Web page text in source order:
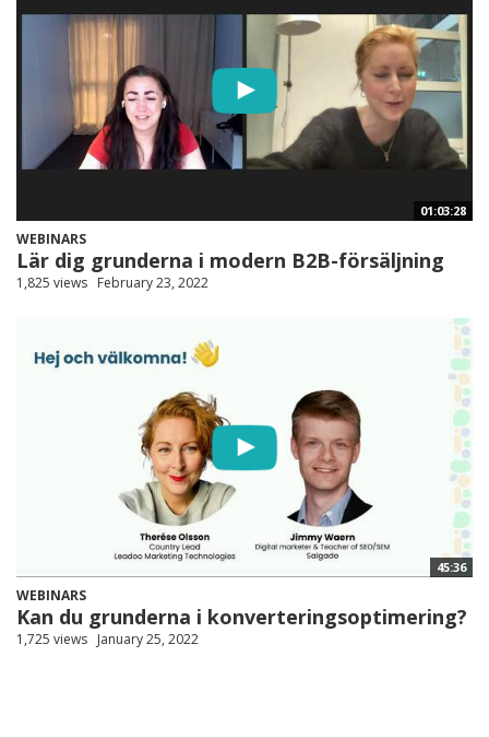
01:03:28
WEBINARS
Lär dig grunderna i modern B2B-försäljning
1,825 views February 23, 2022
45:36
WEBINARS
Kan du grunderna i konverteringsoptimering?
1,725 views January 25, 2022